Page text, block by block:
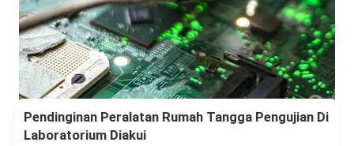
Pendinginan Peralatan Rumah Tangga Pengujian Di
Laboratorium Diakui